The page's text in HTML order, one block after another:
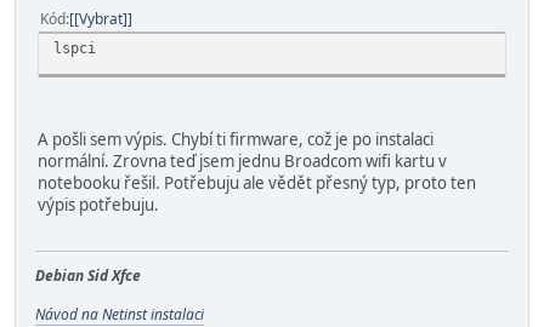
Kód [Vybrat]
lspci
A pošli sem výpis. Chybí ti firmware, což je po instalaci
normální. Zrovna teď jsem jednu Broadcom wifi kartu v
notebooku řešil. Potřebuju ale vědět přesný typ, proto ten
výpis potřebuju.
Debian Sid Xfce
Návod na Netinst instalaci